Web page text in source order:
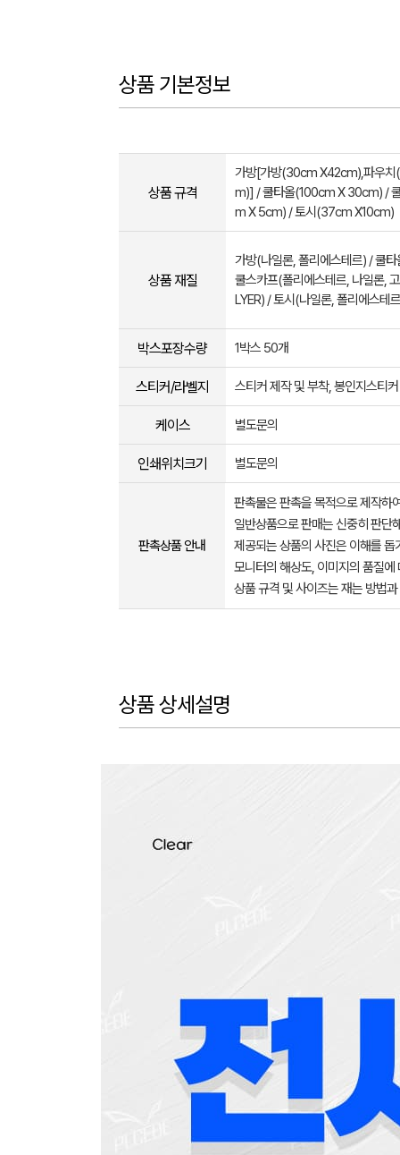
상품 기본정보
상품 규격
가방[가방(30cm X42cm),파우치
m)] / 쿨타올(100cm X 30cm) /
m X 5cm) / 토시(37cm X10cm)
상품 재질
가방(나일론, 폴리에스테르) / 쿨
쿨스카프(폴리에스테르, 나일론,
LYER) / 토시(나일론, 폴리에스테
박스포장수량 1박스 50개
스티커/라벨지 스티커 제작 및 부착, 봉인지스티커
케이스 별도문의
인쇄위치크기 별도문의
판촉상품 안내
판촉물은 판촉을 목적으로 제작하
일반상품으로 판매는 신중히 판단
제공되는 상품의 사진은 이해를
모니터의 해상도, 이미지의 품질
상품 규격 및 사이즈는 재는 방법
상품 상세설명